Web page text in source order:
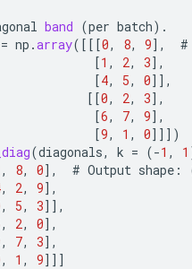
band (per batch).
= np .array( [[[0, 8, 9] , #
[1 , 2, 3] ,
[4, 5, 0]] ,
[[0, 2, 3] ,
[6, 7, 9] ,
[9, 1 , 0]]] )
(diagonals, k = (-1 , 1
, 8, 0] , # Output shape :
, 2, 9] ,
, 5, 3]] ,
, 2, 0] ,
, 7, 3] ,
, 1 , 9]]]